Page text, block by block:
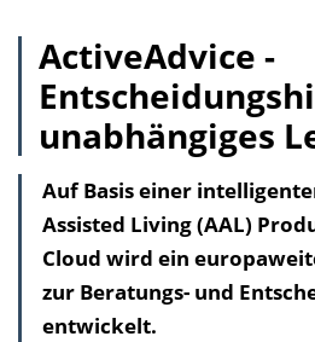
ActiveAdvice -
unabhängiges
Auf Basis einer
Assisted Living (AAL)
Cloud wird ein
zur Beratungs- und
entwickelt.